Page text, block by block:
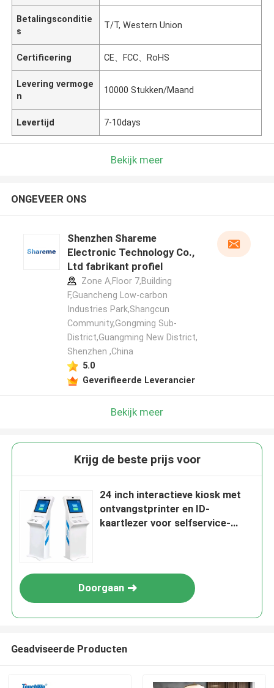
Betalingsconditie
s
T/T, Western Union
Certificering CE、FCC、RoHS
Levering vermoge
n
10000 Stukken/Maand
Levertijd 7-10days
Bekijk meer
ONGEVEER ONS
Shenzhen Shareme
Electronic Technology Co.,
Ltd fabrikant profiel
Zone A,Floor 7,Building
F,Guancheng Low-carbon
Industries Park,Shangcun
Community,Gongming Sub-
District,Guangming New District,
Shenzhen ,China
5.0
Geverifieerde Leverancier
Bekijk meer
Krijg de beste prijs voor
24 inch interactieve kiosk met
ontvangstprinter en ID-
kaartlezer voor selfservice-
Doorgaan
Geadviseerde Producten